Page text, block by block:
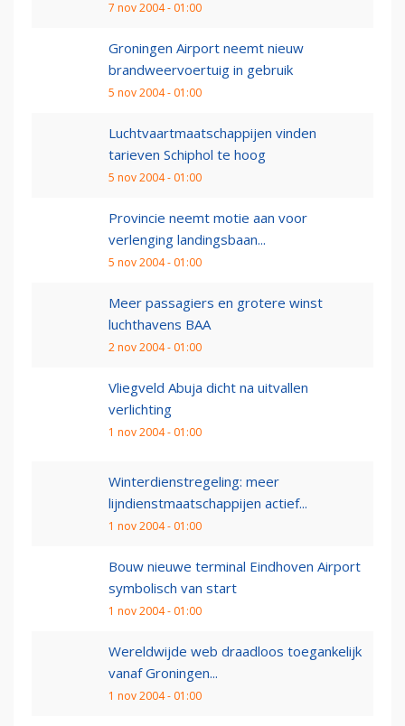
7 nov 2004 - 01:00
Groningen Airport neemt nieuw
brandweervoertuig in gebruik
5 nov 2004 - 01:00
Luchtvaartmaatschappijen vinden
tarieven Schiphol te hoog
5 nov 2004 - 01:00
Provincie neemt motie aan voor
verlenging landingsbaan...
5 nov 2004 - 01:00
Meer passagiers en grotere winst
luchthavens BAA
2 nov 2004 - 01:00
Vliegveld Abuja dicht na uitvallen
verlichting
1 nov 2004 - 01:00
Winterdienstregeling: meer
lijndienstmaatschappijen actief...
1 nov 2004 - 01:00
Bouw nieuwe terminal Eindhoven Airport
symbolisch van start
1 nov 2004 - 01:00
Wereldwijde web draadloos toegankelijk
vanaf Groningen...
1 nov 2004 - 01:00